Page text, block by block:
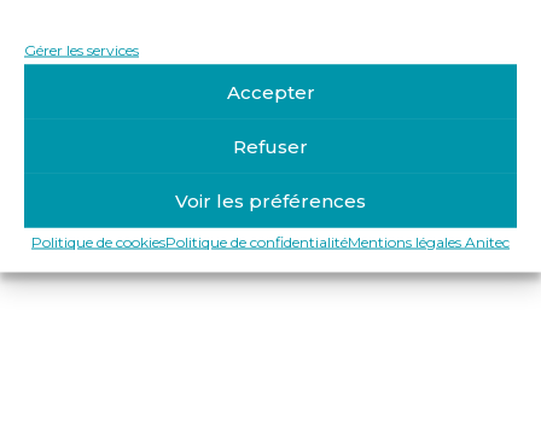
Gérer les services
Accepter
Refuser
Voir les préférences
Politique de cookiesPolitique de confidentialitéMentions légales Anitec
Mentions légales Anitec
Politique de confidentialité